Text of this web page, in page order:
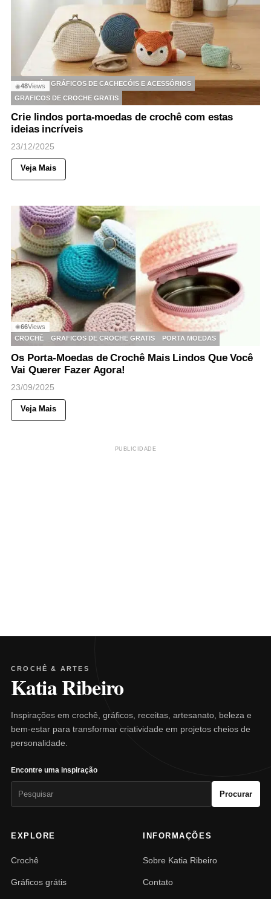
◉48Views
CROCHÊ
GRÁFICOS DE CACHECÓIS E ACESSÓRIOS
GRAFICOS DE CROCHE GRATIS
Crie lindos porta-moedas de crochê com estas
ideias incríveis
23/12/2025
Veja Mais
◉66Views
CROCHÊ
GRAFICOS DE CROCHE GRATIS PORTA MOEDAS
Os Porta-Moedas de Crochê Mais Lindos Que Você
Vai Querer Fazer Agora!
23/09/2025
Veja Mais
PUBLICIDADE
CROCHÊ & ARTES
Katia Ribeiro
Inspirações em crochê, gráficos, receitas, artesanato, beleza e
bem-estar para transformar criatividade em projetos cheios de
personalidade.
Encontre uma inspiração
Procurar
EXPLORE
Crochê
Gráficos grátis
INFORMAÇÕES
Sobre Katia Ribeiro
Contato